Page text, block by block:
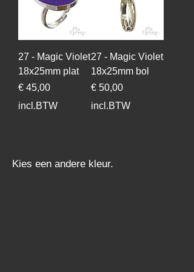
27 - Magic Violet
18x25mm plat
Prijs
€ 45,00
incl.BTW
27 - Magic Violet
18x25mm bol
Prijs
€ 50,00
incl.BTW
Kies een andere kleur.